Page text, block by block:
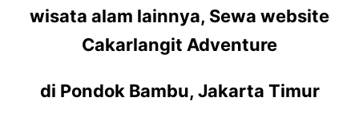
wisata alam lainnya, Sewa website
Cakarlangit Adventure
di Pondok Bambu, Jakarta Timur